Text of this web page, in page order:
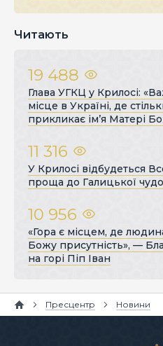
Читають
19 488
Глава УГКЦ у Крилосі:
місце в Україні, де
прикликає ім’я Матері
11 316
У Крилосі відбудеться
проща до Галицької
10 956
«Гора є місцем, де
Божу присутність», —
на горі Піп Іван
Пресцентр Новини